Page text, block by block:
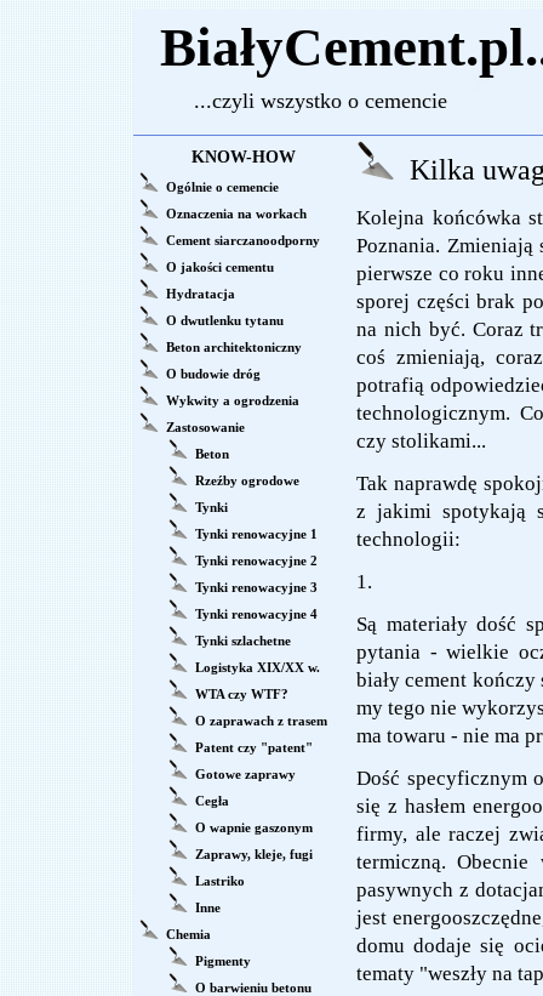
...czyli wszystko o cemencie
KNOW-HOW
Ogólnie o cemencie
Oznaczenia na workach
Cement siarczanoodporny
O jakości cementu
Hydratacja
O dwutlenku tytanu
Beton architektoniczny
O budowie dróg
Wykwity a ogrodzenia
Zastosowanie
Beton
Rzeźby ogrodowe
Tynki
Tynki renowacyjne 1
Tynki renowacyjne 2
Tynki renowacyjne 3
Tynki renowacyjne 4
Tynki szlachetne
Logistyka XIX/XX w.
WTA czy WTF?
O zaprawach z trasem
Patent czy "patent"
Gotowe zaprawy
Cegła
O wapnie gaszonym
Zaprawy, kleje, fugi
Lastriko
Inne
Chemia
Pigmenty
O barwieniu betonu
Kilka
Kolejna końcówka
Poznania.
pierwsze co roku
sporej części brak
na nich być. Coraz
coś zmieniają,
potrafią
technologicznym.
czy stolikami...
Tak naprawdę
z jakimi spotykają
technologii:
1.
Są materiały dość
pytania - wielkie
biały cement
my tego nie
ma towaru - nie ma
Dość specyficznym
się z hasłem
firmy, ale raczej
termiczną.
pasywnych z
jest
domu dodaje się
tematy "weszły na